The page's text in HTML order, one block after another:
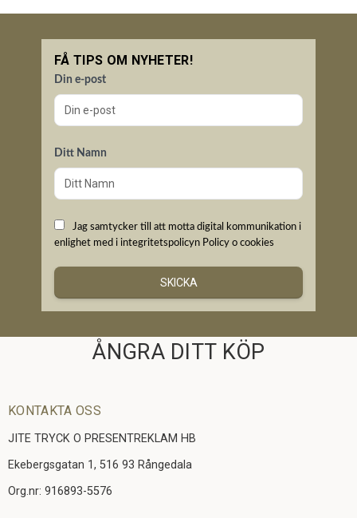
FÅ TIPS OM NYHETER!
Din e-post
Ditt Namn
Jag samtycker till att motta digital kommunikation i
enlighet med i integritetspolicyn Policy o cookies
SKICKA
ÅNGRA DITT KÖP
KONTAKTA OSS
JITE TRYCK O PRESENTREKLAM HB
Ekebergsgatan 1, 516 93 Rångedala
Org.nr: 916893-5576